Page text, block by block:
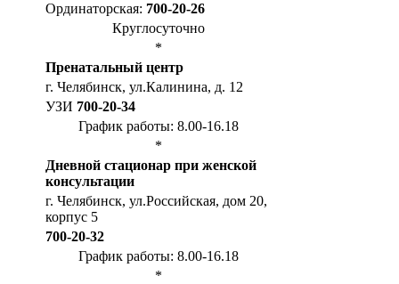
Ординаторская: 700-20-26
Круглосуточно
*
Пренатальный центр
г. Челябинск, ул.Калинина, д. 12
УЗИ 700-20-34
График работы: 8.00-16.18
*
Дневной стационар при женской
консультации
г. Челябинск, ул.Российская, дом 20,
корпус 5
700-20-32
График работы: 8.00-16.18
*